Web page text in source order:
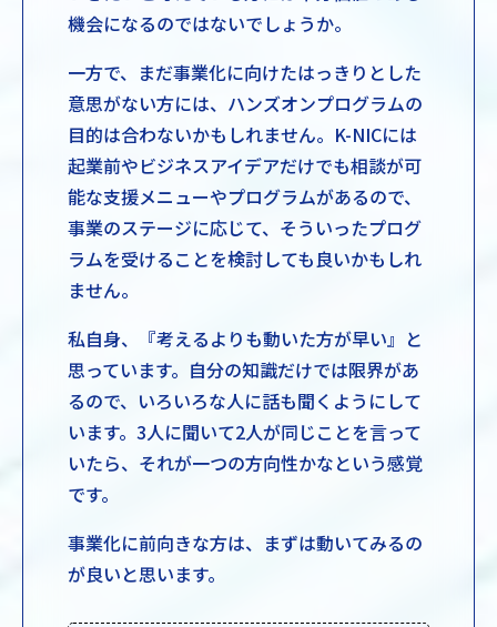
機会になるのではないでしょうか。
一方で、まだ事業化に向けたはっきりとした
意思がない方には、ハンズオンプログラムの
目的は合わないかもしれません。K-NICには
起業前やビジネスアイデアだけでも相談が可
能な支援メニューやプログラムがあるので、
事業のステージに応じて、そういったプログ
ラムを受けることを検討しても良いかもしれ
ません。
私自身、『考えるよりも動いた方が早い』と
思っています。自分の知識だけでは限界があ
るので、いろいろな人に話も聞くようにして
います。3人に聞いて2人が同じことを言って
いたら、それが一つの方向性かなという感覚
です。
事業化に前向きな方は、まずは動いてみるの
が良いと思います。